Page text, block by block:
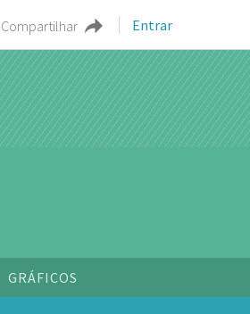
Compartilhar Entrar
GRÁFICOS